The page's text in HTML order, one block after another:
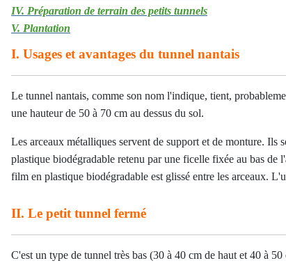
IV. Préparation de terrain des petits tunnels
V. Plantation
I. Usages et avantages du tunnel nantais
Le tunnel nantais, comme son nom l'indique, tient,
une hauteur de 50 à 70 cm au dessus du sol.
Les arceaux métalliques servent de support et de monture. Ils
plastique biodégradable retenu par une ficelle fixée au bas de
film en plastique biodégradable est glissé entre les arceaux.
II. Le petit tunnel fermé
C'est un type de tunnel très bas (30 à 40 cm de haut et 40 à